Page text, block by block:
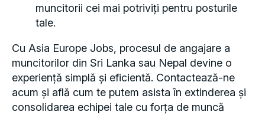
muncitorii cei mai potriviți pentru posturile
tale.
Cu Asia Europe Jobs, procesul de angajare a
muncitorilor din Sri Lanka sau Nepal devine o
experiență simplă și eficientă. Contactează-ne
acum și află cum te putem asista în extinderea și
consolidarea echipei tale cu forța de muncă